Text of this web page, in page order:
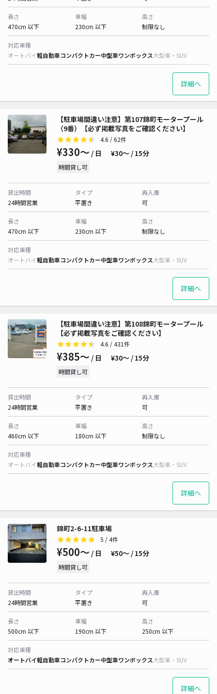
長さ
470cm 以下
車幅
230cm 以下
高さ
制限なし
対応車種
オートバイ軽自動車コンパクトカー中型車ワンボックス大型車・SUV
詳細へ
【駐車場間違い注意】第107錦町モータープール
（9番）【必ず掲載写真をご確認ください】
4.6 / 62件
¥330〜 / 日 ¥30〜 / 15分
時間貸し可
貸出時間
24時間営業
タイプ
平置き
再入庫
可
長さ
470cm 以下
車幅
230cm 以下
高さ
制限なし
対応車種
オートバイ軽自動車コンパクトカー中型車ワンボックス大型車・SUV
詳細へ
【駐車場間違い注意】第108錦町モータープール
【必ず掲載写真をご確認ください】
4.6 / 431件
¥385〜 / 日 ¥30〜 / 15分
時間貸し可
貸出時間
24時間営業
タイプ
平置き
再入庫
可
長さ
460cm 以下
車幅
180cm 以下
高さ
制限なし
対応車種
オートバイ軽自動車コンパクトカー中型車ワンボックス大型車・SUV
詳細へ
錦町2-6-11駐車場
5 / 4件
¥500〜 / 日 ¥50〜 / 15分
時間貸し可
貸出時間
24時間営業
タイプ
平置き
再入庫
可
長さ
500cm 以下
車幅
190cm 以下
高さ
250cm 以下
対応車種
オートバイ軽自動車コンパクトカー中型車ワンボックス大型車・SUV
詳細へ